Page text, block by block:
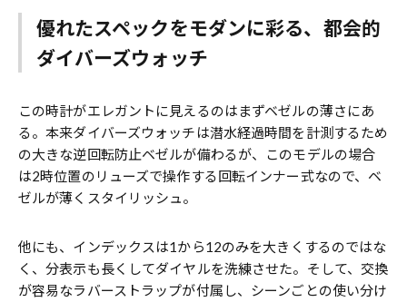
優れたスペックをモダンに彩る、都会的
ダイバーズウォッチ
この時計がエレガントに見えるのはまずベゼルの薄さにあ
る。本来ダイバーズウォッチは潜水経過時間を計測するため
の大きな逆回転防止ベゼルが備わるが、このモデルの場合
は2時位置のリューズで操作する回転インナー式なので、ベ
ゼルが薄くスタイリッシュ。
他にも、インデックスは1から12のみを大きくするのではな
く、分表示も長くしてダイヤルを洗練させた。そして、交換
が容易なラバーストラップが付属し、シーンごとの使い分け